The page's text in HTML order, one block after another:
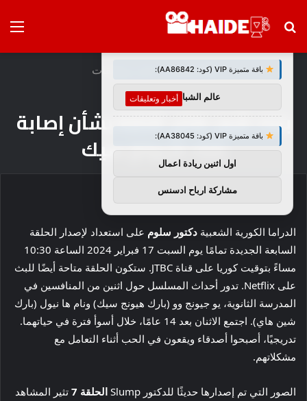
بحث
الرئيسية/أخبار وتعليقات
أخبار وتعليقات
بارك شين هاي قلقة بشأن إصابة
بارك هيونغ سيك
الدراما الكورية الشعبية دكتور سلوم على استعداد لإصدار الحلقة
السابعة الجديدة تمامًا يوم السبت 17 فبراير 2024 الساعة 10:30
مساءً بتوقيت كوريا على قناة JTBC. ستكون الحلقة متاحة أيضًا للبث
على Netflix. تدور أحداث المسلسل حول اثنين من المنافسين في
المدرسة الثانوية، يو جيونج وو (بارك هيونج سيك) ونام ها نيول (بارك
شين هاي). اجتمع الاثنان بعد 14 عامًا، خلال أسوأ فترة في حياتهما.
تدريجيًا، أصبحوا أصدقاء ويقعون في الحب أثناء التعامل مع
مشكلاتهم.
الصور التي تم إصدارها حديثًا للدكتور Slump الحلقة 7
تثير المشاهد
توصيات :
باقة متميزة VIP (كود: AA86842):
عالم الشباب
باقة متميزة VIP (كود: AA38045):
اول اثنين ريادة اعمال
مشاركة ارباح ادسنس